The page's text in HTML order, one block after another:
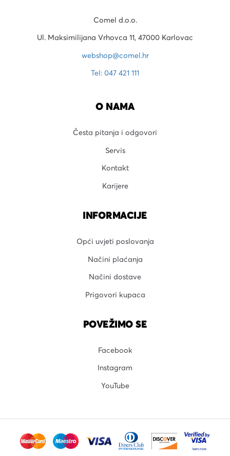
Comel d.o.o.
Ul. Maksimilijana Vrhovca 11, 47000 Karlovac
webshop@comel.hr
Tel: 047 421 111
O NAMA
Česta pitanja i odgovori
Servis
Kontakt
Karijere
INFORMACIJE
Opći uvjeti poslovanja
Načini plaćanja
Načini dostave
Prigovori kupaca
POVEŽIMO SE
Facebook
Instagram
YouTube